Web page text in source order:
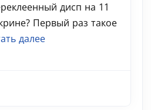
дисп на 11
Первый раз такое
далее